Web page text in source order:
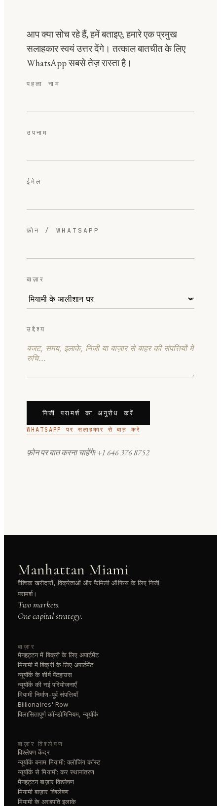
आप क्या सोच रहे हैं, हमें बताइए; हमारे एक प्रमुख
सलाहकार स्वयं उत्तर देंगे। तत्काल बातचीत के लिए
WhatsApp सबसे तेज़ रास्ता है।
पहला नाम
उपनाम
ईमेल
फ़ोन / WHATSAPP
बाज़ार
उद्देश्य
निजी परामर्श का अनुरोध करें
WHATSAPP पर सलाहकार से बात करें
फ़ोन पर बात करना चाहेंगे?+1 646 376 8752
Manhattan Miami
वैश्विक खरीदारों, विक्रेताओं और फैमिली ऑफिस के लिए निजी
परामर्श।
Two markets.
One capital strategy.
बाज़ार
मैनहट्टन में बिक्री के लिए अपार्टमेंट
मियामी में बिक्री के लिए अपार्टमेंट
न्यूयॉर्क के शीर्ष पेंटहाउस
न्यूयॉर्क की नई परियोजनाएँ
मियामी निर्माण-पूर्व संपत्तियाँ
Billionaires' Row
विलासितापूर्ण कॉन्डोमिनियम, न्यूयॉर्क
बाज़ार विश्लेषण
विश्लेषण केंद्र
न्यूयॉर्क बनाम मियामी: क्लोजिंग कॉस्ट
न्यूयॉर्क से मियामी: कर स्थानांतरण
मैनहट्टन बाज़ार विश्लेषण
मियामी बाज़ार विश्लेषण
मियामी के अरबपति इलाके